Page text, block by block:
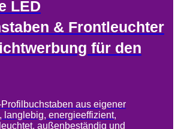
LED
& Frontleuchter
für den
aus eigener
langlebig, energieeffizient,
außenbeständig und